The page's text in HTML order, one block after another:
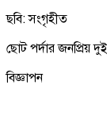
ছবি: সংগৃহীত
ছোট পর্দার জনপ্রিয়
বিজ্ঞাপন